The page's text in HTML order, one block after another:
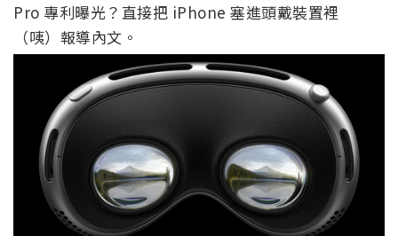
Pro 專利曝光？直接把 iPhone 塞進頭戴裝置裡
（咦）報導內文。